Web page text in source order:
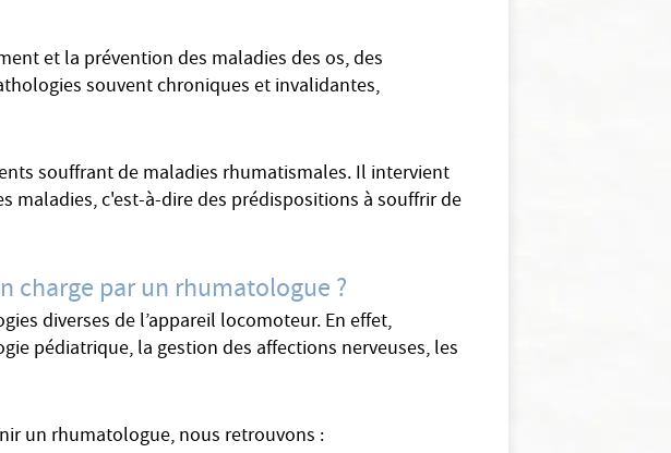
et la prévention des maladies des os, des
souvent chroniques et invalidantes,
souffrant de maladies rhumatismales. Il intervient
maladies, c'est-à-dire des prédispositions à souffrir de
charge par un rhumatologue ?
diverses de l’appareil locomoteur. En effet,
pédiatrique, la gestion des affections nerveuses, les
un rhumatologue, nous retrouvons :